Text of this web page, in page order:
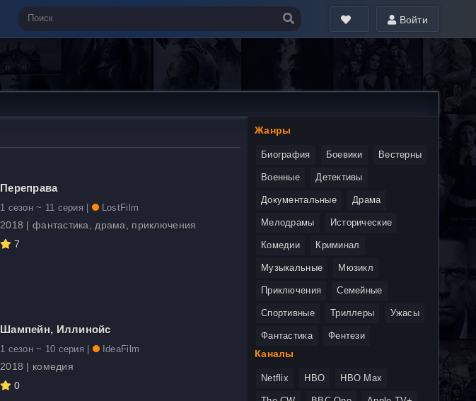
Войти
Переправа
1 сезон ~ 11 серия | LostFilm
2018 | фантастика, драма, приключения
7
Шампейн, Иллинойс
1 сезон ~ 10 серия | IdeaFilm
2018 | комедия
0
Жанры
Биография Боевики Вестерны
Военные Детективы
Документальные Драма
Мелодрамы Исторические
Комедии Криминал
Музыкальные Мюзикл
Приключения Семейные
Спортивные Триллеры Ужасы
Фантастика Фентези
Каналы
Netflix HBO HBO Max